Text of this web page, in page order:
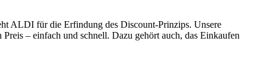
ALDI für die Erfindung des Discount-Prinzips. Unsere
– einfach und schnell. Dazu gehört auch, das Einkaufen